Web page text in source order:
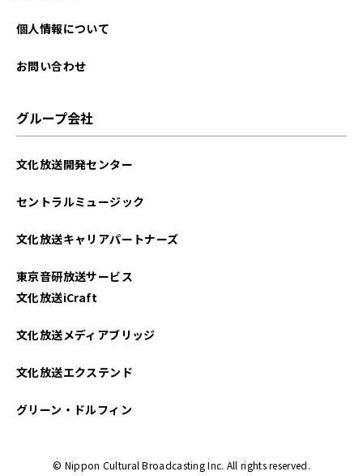
個人情報について
お問い合わせ
グループ会社
文化放送開発センター
セントラルミュージック
文化放送キャリアパートナーズ
東京音研放送サービス
文化放送iCraft
文化放送メディアブリッジ
文化放送エクステンド
グリーン・ドルフィン
© Nippon Cultural Broadcasting Inc. All rights reserved.